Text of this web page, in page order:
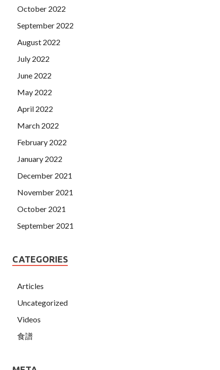
October 2022
September 2022
August 2022
July 2022
June 2022
May 2022
April 2022
March 2022
February 2022
January 2022
December 2021
November 2021
October 2021
September 2021
CATEGORIES
Articles
Uncategorized
Videos
食譜